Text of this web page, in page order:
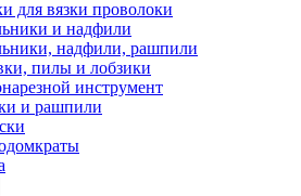
для вязки проволоки
и надфили
надфили, рашпили
пилы и лобзики
инструмент
и рашпили